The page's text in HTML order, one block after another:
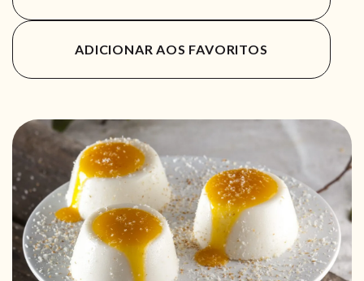
ADICIONAR AOS FAVORITOS